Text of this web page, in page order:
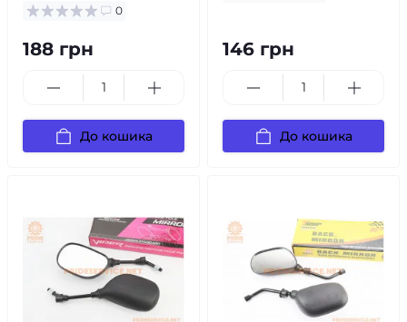
0
188 грн
До кошика
146 грн
До кошика